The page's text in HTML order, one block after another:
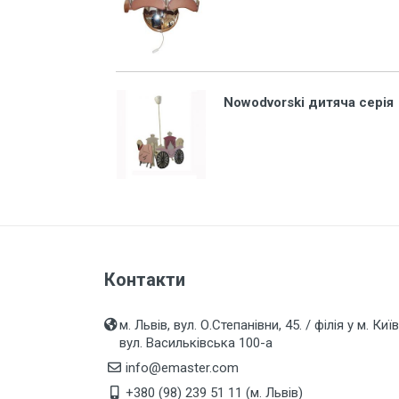
Захист від перепадів напруги,
безперебійне живлення,
блискавкозахист
Кнопки, перемикачі, пости...
Дзвоники, кнопки до дзвоників
Дверки ревізійні (металеві та
LED Лампи (світлодіодні)
LED Панелі (світлодіодні)
Nowodvorski дитяча серія
Контакти
м. Львів, вул. О.Степанівни, 45. / філія у м.
вул. Васильківська 100-а
info@emaster.com
+380 (98) 239 51 11 (м. Львів)